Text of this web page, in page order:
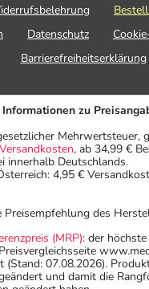
Datenschutz
Barrierefreiheitserklärung
Informationen zu
Mehrwertsteuer,
Versandkosten, ab 34,99 €
innerhalb Deutschlands.
4,95 €
Preisempfehlung des
(MRP): der
(Stand: 07.08.2026).
und damit die